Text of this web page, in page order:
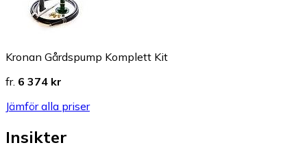
Kronan Gårdspump Komplett Kit
fr. 6 374 kr
Jämför alla priser
Insikter